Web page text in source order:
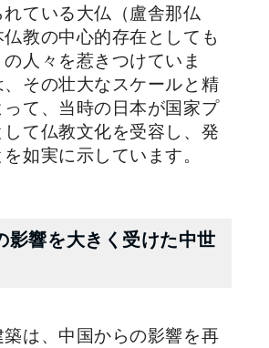
ている大仏（盧舎那仏
教の中心的存在としても
人々を惹きつけていま
その壮大なスケールと精
て、当時の日本が国家プ
して仏教文化を受容し、発
如実に示しています。
影響を大きく受けた中世
は、中国からの影響を再